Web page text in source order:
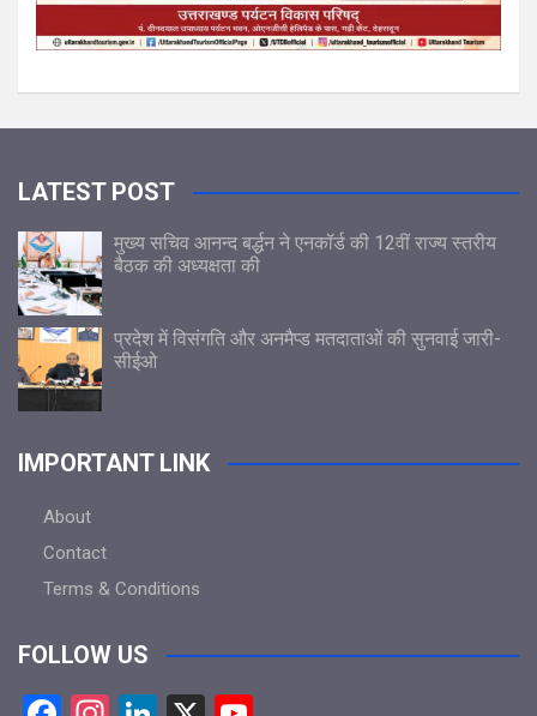
LATEST POST
मुख्य सचिव आनन्द बर्द्धन ने एनकॉर्ड की 12वीं राज्य स्तरीय
बैठक की अध्यक्षता की
प्रदेश में विसंगति और अनमैप्ड मतदाताओं की सुनवाई जारी-
सीईओ
IMPORTANT LINK
About
Contact
Terms & Conditions
FOLLOW US